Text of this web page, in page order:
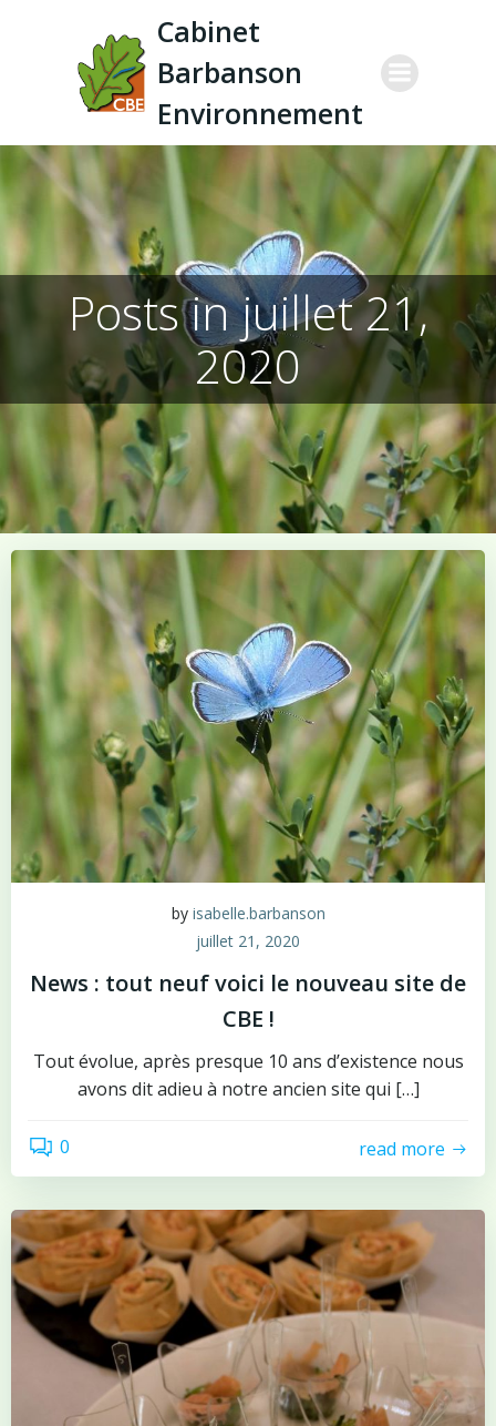
au
contenu
Cabinet
Barbanson
Environnement
Posts in juillet 21,
2020
by isabelle.barbanson
juillet 21, 2020
News : tout neuf voici le nouveau site de
CBE !
Tout évolue, après presque 10 ans d’existence nous
avons dit adieu à notre ancien site qui […]
0 read more